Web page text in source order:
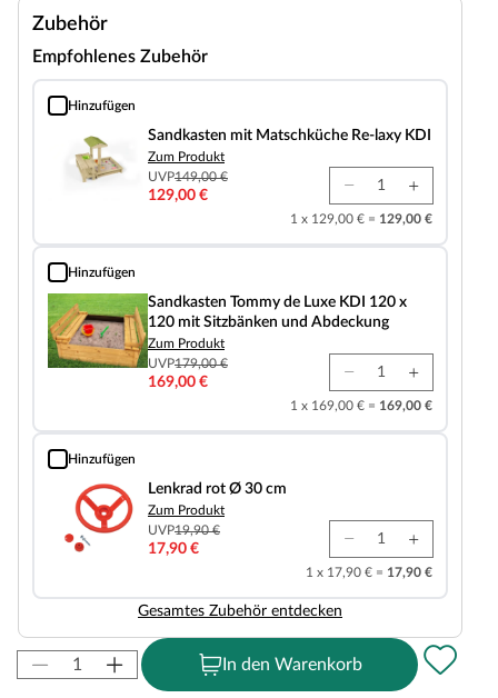
Zubehör
Empfohlenes Zubehör
Hinzufügen
Sandkasten mit Matschküche Re-laxy KDI
Sandkasten mit Matschküche Re-laxy KDI
Zum Produkt
UVP149,00 €
129,00 €
1 x 129,00 € = 129,00 €
Hinzufügen
Sandkasten Tommy de Luxe KDI 120 x 120 mit Sitzbänken und Abdeckung
Sandkasten Tommy de Luxe KDI 120 x
120 mit Sitzbänken und Abdeckung
Zum Produkt
UVP179,00 €
169,00 €
1 x 169,00 € = 169,00 €
Hinzufügen
Lenkrad rot Ø 30 cm
Lenkrad rot Ø 30 cm
Zum Produkt
UVP19,90 €
17,90 €
1 x 17,90 € = 17,90 €
Gesamtes Zubehör entdecken
In den Warenkorb